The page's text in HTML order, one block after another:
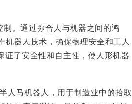
。通过弥合人与机器之间的鸿
器人技术，确保物理安全和工人
了安全性和自主性，使人形机器
人马机器人，用于制造业中的拾取